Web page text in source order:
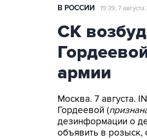
В РОССИИ 19:39, 7
СК
армии
Москва. 7 августа.
Гордеевой (
дезинформации о
объявить в